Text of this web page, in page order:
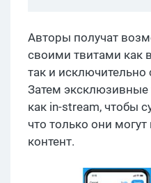
Авторы получат
своими твитами как
так и
Затем
как in-stream, чтобы
что только они
контент.